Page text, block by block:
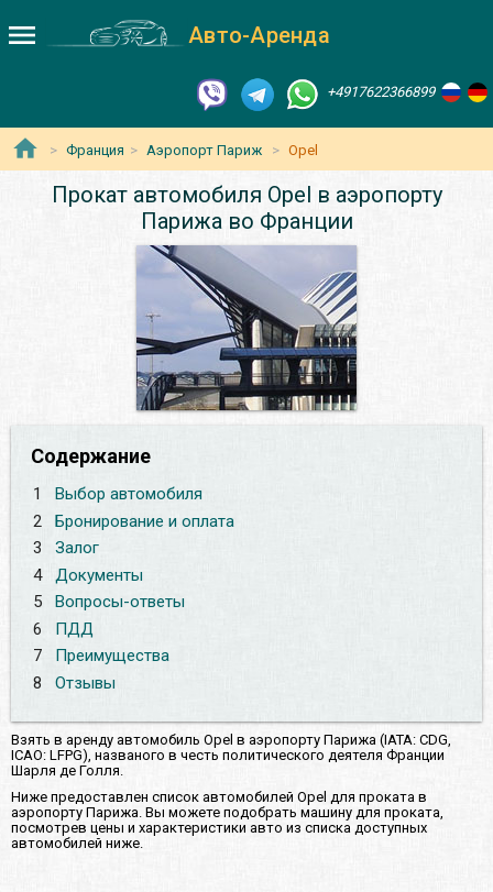
Авто-Аренда
+4917622366899
Франция Аэропорт Париж Opel
Прокат автомобиля Opel в аэропорту
Парижа во Франции
Содержание
1
Выбор автомобиля
2
Бронирование и оплата
3
Залог
4
Документы
5
Вопросы-ответы
6
ПДД
7
Преимущества
8
Отзывы
Взять в аренду автомобиль Opel в аэропорту Парижа (IATA: CDG,
ICAO: LFPG), названого в честь политического деятеля Франции
Шарля де Голля.
Ниже предоставлен список автомобилей Opel для проката в
аэропорту Парижа. Вы можете подобрать машину для проката,
посмотрев цены и характеристики авто из списка доступных
автомобилей ниже.